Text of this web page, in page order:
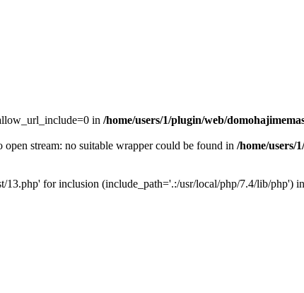
in /home/users/1/plugin/web/
stream: no suitable wrapper could be found in /home/users/
for inclusion (include_path='.:/usr/local/php/7.4/lib/php') in